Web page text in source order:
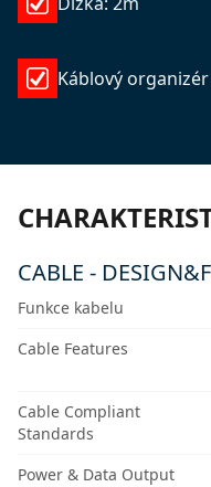
Káblový
CABLE -
Funkce kabelu
Cable Features
Cable Compliant
Standards
Power & Data Output